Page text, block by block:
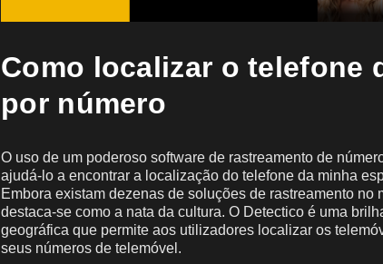
Como localizar o telefone
por número
O uso de um poderoso software de rastreamento de
ajudá-lo a encontrar a localização do telefone da minha
Embora existam dezenas de soluções de rastreamento no
destaca-se como a nata da cultura. O Detectico é uma
geográfica que permite aos utilizadores localizar os
seus números de telemóvel.